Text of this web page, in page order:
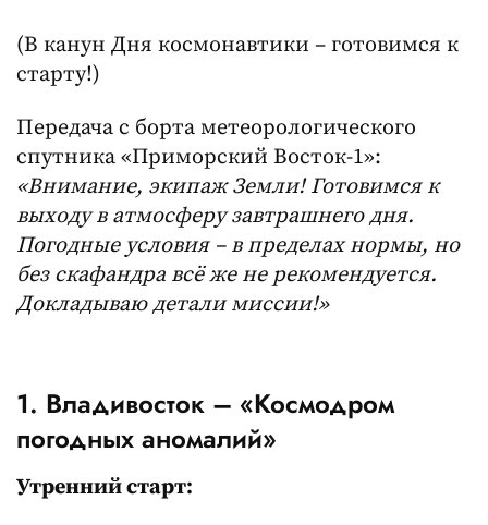
(В канун Дня космонавтики – готовимся к
старту!)
Передача с борта метеорологического
спутника «Приморский Восток-1»:
«Внимание, экипаж Земли! Готовимся к
выходу в атмосферу завтрашнего дня.
Погодные условия – в пределах нормы, но
без скафандра всё же не рекомендуется.
Докладываю детали миссии!»
1. Владивосток – «Космодром
погодных аномалий»
Утренний старт: